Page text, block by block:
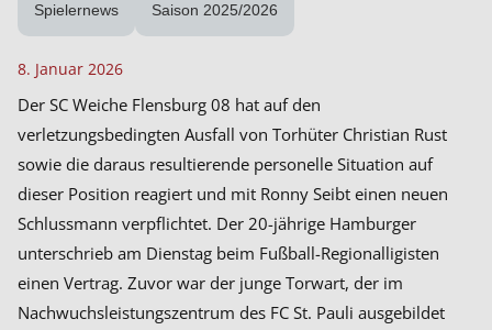
Spielernews Saison 2025/2026
8. Januar 2026
Der SC Weiche Flensburg 08 hat auf den
verletzungsbedingten Ausfall von Torhüter Christian Rust
sowie die daraus resultierende personelle Situation auf
dieser Position reagiert und mit Ronny Seibt einen neuen
Schlussmann verpflichtet. Der 20-jährige Hamburger
unterschrieb am Dienstag beim Fußball-Regionalligisten
einen Vertrag. Zuvor war der junge Torwart, der im
Nachwuchsleistungszentrum des FC St. Pauli ausgebildet